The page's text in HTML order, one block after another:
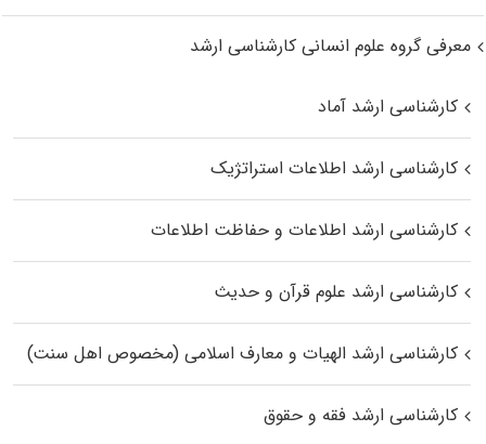
معرفی گروه علوم انسانی کارشناسی ارشد
کارشناسی ارشد آماد
کارشناسی ارشد اطلاعات استراتژیک
کارشناسی ارشد اطلاعات و حفاظت اطلاعات
کارشناسی ارشد علوم قرآن و حدیث
کارشناسی ارشد الهیات و معارف اسلامی (مخصوص اهل سنت)
کارشناسی ارشد فقه و حقوق